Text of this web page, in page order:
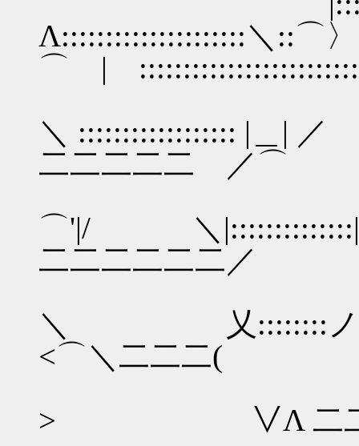
Λ:::::::::::::::::::::＼::⌒
⌒ |
＼ :::::::::::::::::: |＿|
二二二二二 ／⌒
⌒'|/ ＼|::::::::::::::|
二二二二二二／
＼ 乂::::::::ノ
<⌒＼二二二(
> ∨Λ 二二 ＼{